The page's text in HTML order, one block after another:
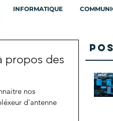
INFORMATIQUE
propos des
nos
d'antenne